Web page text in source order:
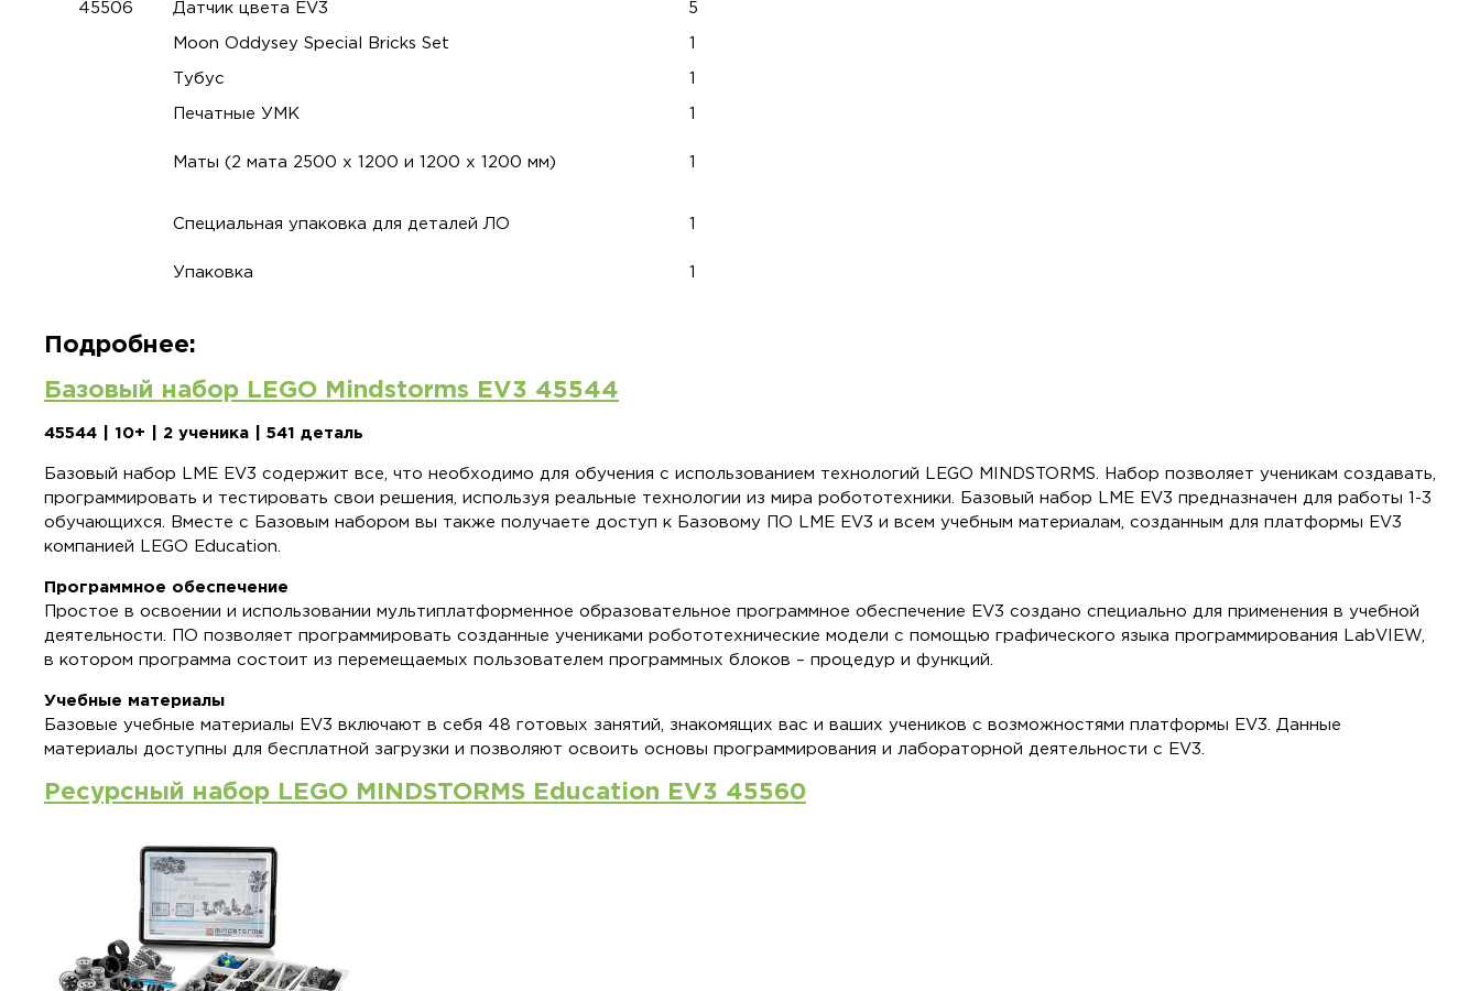
45506 Датчик цвета EV3 5
Moon Oddysey Special Bricks Set
Тубус
Печатные УМК
Маты (2 мата 2500 х 1200 и 1200 х 1200 мм)
Специальная упаковка для деталей ЛО
Упаковка
Подробнее:
Базовый набор LEGO Mindstorms EV3 45544
45544 | 10+ | 2 ученика | 541 деталь
Базовый набор LME EV3 содержит все, что необходимо для обучения с использованием технологий LEGO MINDSTORMS. Набор позволяет ученикам создавать,
программировать и тестировать свои решения, используя реальные технологии из мира робототехники. Базовый набор LME EV3 предназначен для работы 1-3
обучающихся. Вместе с Базовым набором вы также получаете доступ к Базовому ПО LME EV3 и всем учебным материалам, созданным для платформы EV3
компанией LEGO Education.
Программное обеспечение
Простое в освоении и использовании мультиплатформенное образовательное программное обеспечение EV3 создано специально для применения в учебной
деятельности. ПО позволяет программировать созданные учениками робототехнические модели с помощью графического языка программирования LabVIEW,
в котором программа состоит из перемещаемых пользователем программных блоков – процедур и функций.
Учебные материалы
Базовые учебные материалы EV3 включают в себя 48 готовых занятий, знакомящих вас и ваших учеников с возможностями платформы EV3. Данные
материалы доступны для бесплатной загрузки и позволяют освоить основы программирования и лабораторной деятельности с EV3.
Ресурсный набор LEGO MINDSTORMS Education EV3 45560